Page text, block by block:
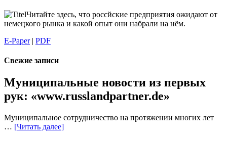
Читайте здесь, что россйские предприятия ожидают от
немецкого рынка и какой опыт они набрали на нём.
E-Paper| PDF
Свежие записи
Муниципальные новости из первых
рук: «www.russlandpartner.de»
Муниципальное сотрудничество на протяжении многих лет
… [Читать далее]